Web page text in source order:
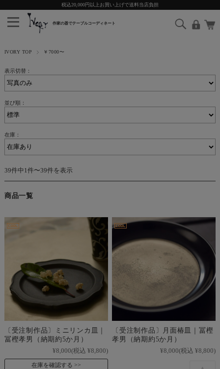
税込20,000円以上お買い上げで送料当店負担
IVORY TOP ￥7000〜
表示切替：
並び順：
在庫：
39件中1件〜39件を表示
商品一覧
〔受注制作品〕ミニリンカ皿｜
冨樫孝男（納期約5か月）
¥8,000(税込 ¥8,800)
在庫を確認する
〔受注制作品〕月面椿皿｜冨樫
孝男（納期約5か月）
¥8,000(税込 ¥8,800)